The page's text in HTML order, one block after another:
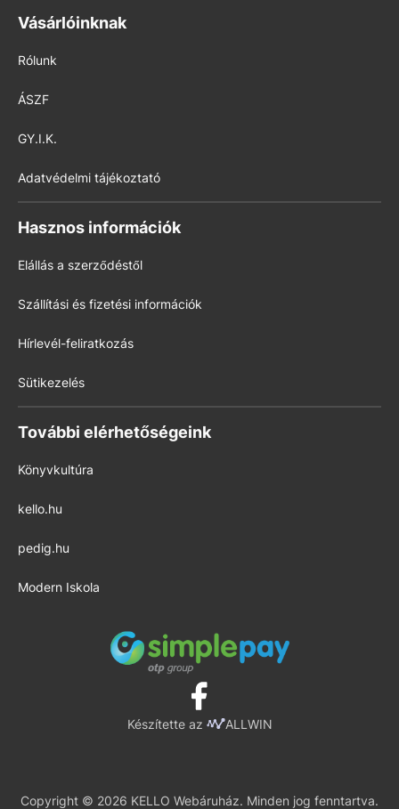
Vásárlóinknak
Rólunk
ÁSZF
GY.I.K.
Adatvédelmi tájékoztató
Hasznos információk
Elállás a szerződéstől
Szállítási és fizetési információk
Hírlevél-feliratkozás
Sütikezelés
További elérhetőségeink
Könyvkultúra
kello.hu
pedig.hu
Modern Iskola
Készítette az ALLWIN
Copyright © 2026 KELLO Webáruház. Minden jog fenntartva.